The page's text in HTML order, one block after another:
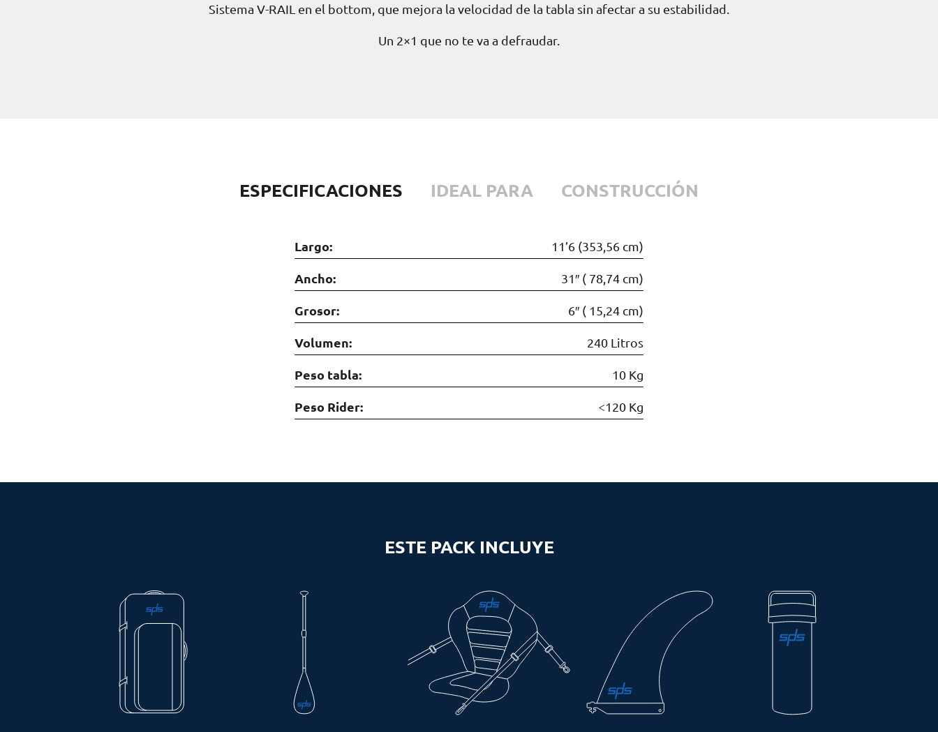
Sistema V-RAIL en el bottom, que mejora la velocidad de la tabla sin afectar a su estabilidad.
Un 2×1 que no te va a defraudar.
ESPECIFICACIONES IDEAL PARA CONSTRUCCIÓN
Largo: 11’6 (353,56 cm)
Ancho: 31″ ( 78,74 cm)
Grosor: 6″ ( 15,24 cm)
Volumen: 240 Litros
Peso tabla: 10 Kg
Peso Rider: <120 Kg
ESTE PACK INCLUYE